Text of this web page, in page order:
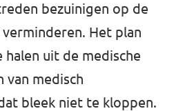
bezuinigen op de
Het plan
uit de medische
medisch
bleek niet te kloppen.